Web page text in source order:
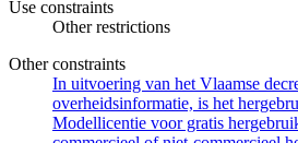
Use constraints
Other restrictions
Other constraints
In uitvoering van het Vlaamse
overheidsinformatie, is het
Modellicentie voor gratis